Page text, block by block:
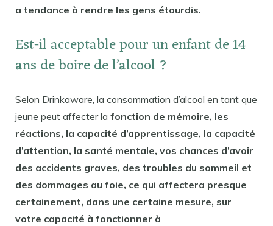
a tendance à rendre les gens étourdis.
Est-il acceptable pour un enfant de 14
ans de boire de l’alcool ?
Selon Drinkaware, la consommation d’alcool en tant que
jeune peut affecter la fonction de mémoire, les
réactions, la capacité d’apprentissage, la capacité
d’attention, la santé mentale, vos chances d’avoir
des accidents graves, des troubles du sommeil et
des dommages au foie, ce qui affectera presque
certainement, dans une certaine mesure, sur
votre capacité à fonctionner à